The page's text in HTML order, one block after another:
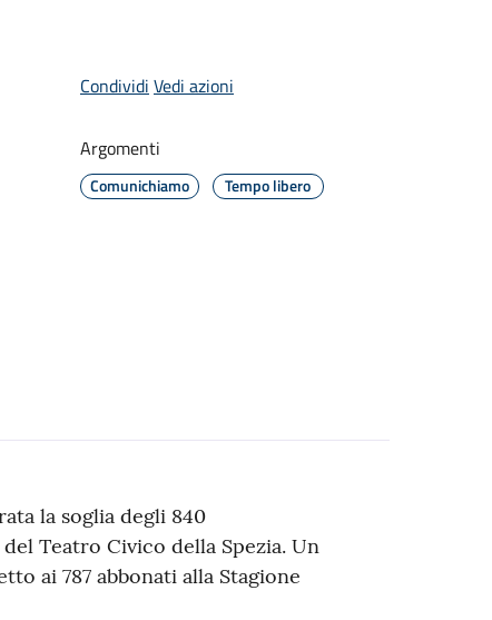
Condividi Vedi azioni
Argomenti
Comunichiamo Tempo libero
la soglia degli 840
Teatro Civico della Spezia. Un
ai 787 abbonati alla Stagione